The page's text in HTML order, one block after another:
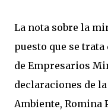
La nota sobre la
puesto que se trata
de Empresarios
declaraciones de
Ambiente, Romina